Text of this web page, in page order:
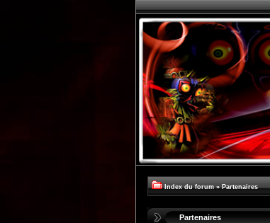
Index du forum » Partenaires
Partenaires